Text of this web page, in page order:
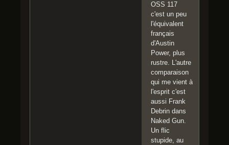
OSS 117
c'est un peu
l'équivalent
français
d'Austin
Power, plus
rustre. L'autre
comparaison
qui me vient à
l'esprit c'est
aussi Frank
Debrin dans
Naked Gun.
Un flic
stupide, au